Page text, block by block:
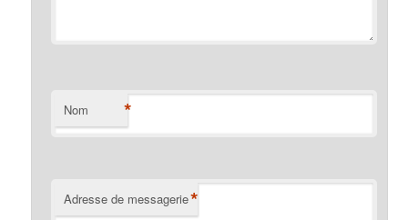
Nom *
Adresse de messagerie*